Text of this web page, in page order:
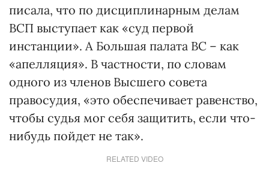
писала, что по дисциплинарным делам
ВСП выступает как «суд первой
инстанции». А Большая палата ВС – как
«апелляция». В частности, по словам
одного из членов Высшего совета
правосудия, «это обеспечивает равенство,
чтобы судья мог себя защитить, если что-
нибудь пойдет не так».
RELATED VIDEO